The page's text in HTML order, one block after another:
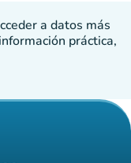
a datos más
práctica,